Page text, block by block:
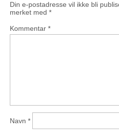
Din e-postadresse vil ikke bli
merket med *
Kommentar *
Navn *